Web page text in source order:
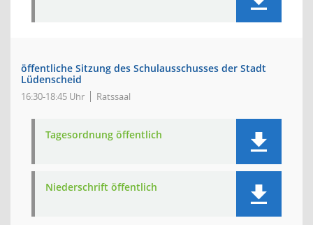
öffentliche Sitzung des Schulausschusses der Stadt
Lüdenscheid
16:30-18:45 Uhr Ratssaal
Tagesordnung öffentlich
Niederschrift öffentlich